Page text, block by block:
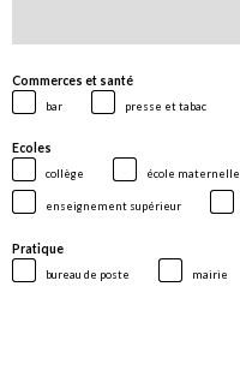
Commerces et santé
bar presse et tabac
Ecoles
collège école maternelle
enseignement supérieur
Pratique
bureau de poste mairie